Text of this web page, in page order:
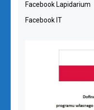
Facebook Lapidarium
Facebook IT